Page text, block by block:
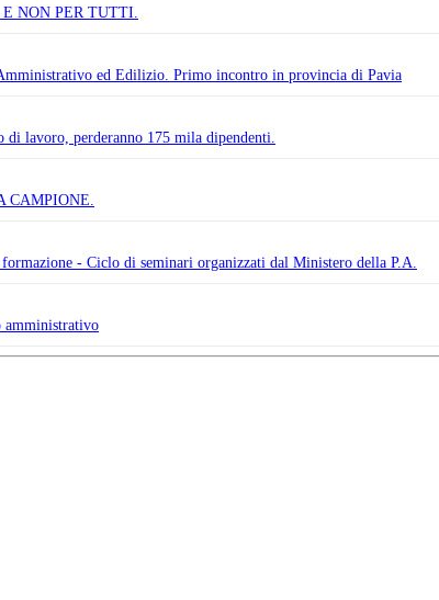
NON PER TUTTI.
ed Edilizio. Primo incontro in provincia di Pavia
lavoro, perderanno 175 mila dipendenti.
CAMPIONE.
- Ciclo di seminari organizzati dal Ministero della P.A.
amministrativo